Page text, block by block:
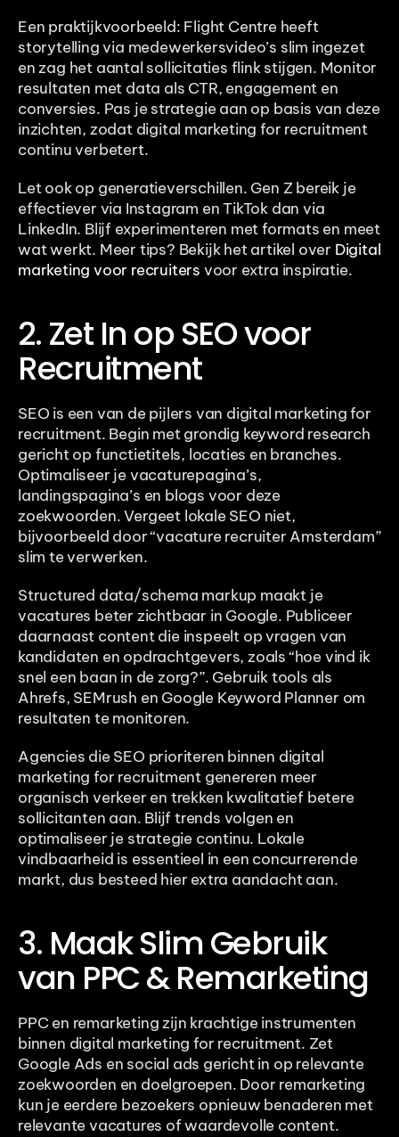
Een praktijkvoorbeeld: Flight Centre heeft
storytelling via medewerkersvideo’s slim ingezet
en zag het aantal sollicitaties flink stijgen. Monitor
resultaten met data als CTR, engagement en
conversies. Pas je strategie aan op basis van deze
inzichten, zodat digital marketing for recruitment
continu verbetert.
Let ook op generatieverschillen. Gen Z bereik je
effectiever via Instagram en TikTok dan via
LinkedIn. Blijf experimenteren met formats en meet
wat werkt. Meer tips? Bekijk het artikel over Digital
marketing voor recruiters voor extra inspiratie.
2. Zet In op SEO voor
Recruitment
SEO is een van de pijlers van digital marketing for
recruitment. Begin met grondig keyword research
gericht op functietitels, locaties en branches.
Optimaliseer je vacaturepagina’s,
landingspagina’s en blogs voor deze
zoekwoorden. Vergeet lokale SEO niet,
bijvoorbeeld door “vacature recruiter Amsterdam”
slim te verwerken.
Structured data/schema markup maakt je
vacatures beter zichtbaar in Google. Publiceer
daarnaast content die inspeelt op vragen van
kandidaten en opdrachtgevers, zoals “hoe vind ik
snel een baan in de zorg?”. Gebruik tools als
Ahrefs, SEMrush en Google Keyword Planner om
resultaten te monitoren.
Agencies die SEO prioriteren binnen digital
marketing for recruitment genereren meer
organisch verkeer en trekken kwalitatief betere
sollicitanten aan. Blijf trends volgen en
optimaliseer je strategie continu. Lokale
vindbaarheid is essentieel in een concurrerende
markt, dus besteed hier extra aandacht aan.
3. Maak Slim Gebruik
van PPC & Remarketing
PPC en remarketing zijn krachtige instrumenten
binnen digital marketing for recruitment. Zet
Google Ads en social ads gericht in op relevante
zoekwoorden en doelgroepen. Door remarketing
kun je eerdere bezoekers opnieuw benaderen met
relevante vacatures of waardevolle content.